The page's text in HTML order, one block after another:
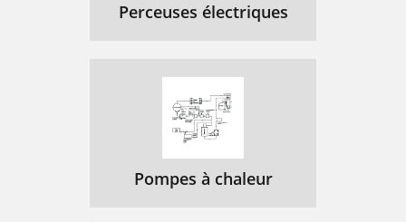
Perceuses électriques
Pompes à chaleur